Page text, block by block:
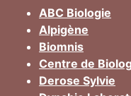
ABC Biologie
Alpigène
Biomnis
Centre de
Derose Sylvie